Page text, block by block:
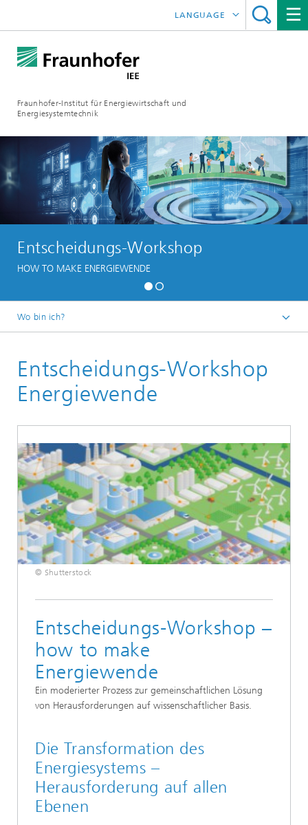
Fraunhofer-Institut für Energiewirtschaft und
Energiesystemtechnik
LANGUAGE
Entscheidungs-Workshop
HOW TO MAKE ENERGIEWENDE
Wo bin ich?
Entscheidungs-Workshop
Energiewende
© Shutterstock
Entscheidungs-Workshop –
how to make
Energiewende
Ein moderierter Prozess zur gemeinschaftlichen Lösung
von Herausforderungen auf wissenschaftlicher Basis.
Die Transformation des
Energiesystems –
Herausforderung auf allen
Ebenen